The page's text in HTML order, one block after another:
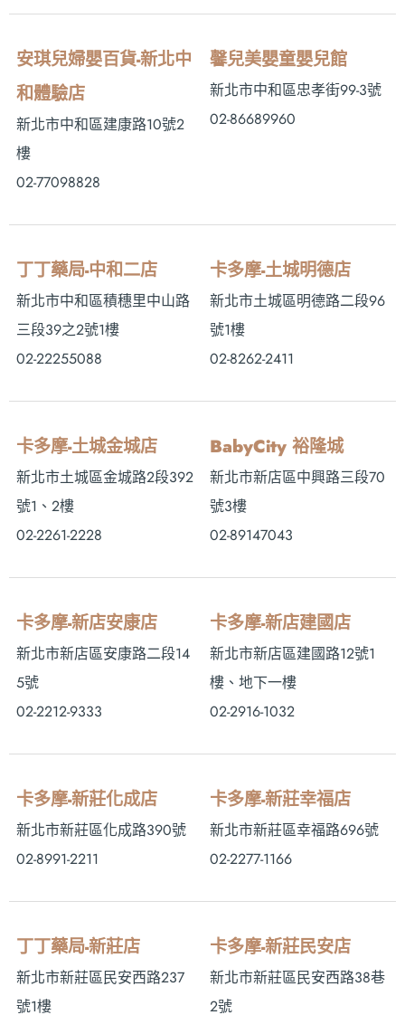
安琪兒婦嬰百貨-新北中
和體驗店
新北市中和區建康路10號2
樓
02-77098828
馨兒美嬰童嬰兒館
新北市中和區忠孝街99-3號
02-86689960
丁丁藥局-中和二店
新北市中和區積穗里中山路
三段39之2號1樓
02-22255088
卡多摩-土城明德店
新北市土城區明德路二段96
號1樓
02-8262-2411
卡多摩-土城金城店
新北市土城區金城路2段392
號1、2樓
02-2261-2228
BabyCity 裕隆城
新北市新店區中興路三段70
號3樓
02-89147043
卡多摩-新店安康店
新北市新店區安康路二段14
5號
02-2212-9333
卡多摩-新店建國店
新北市新店區建國路12號1
樓、地下一樓
02-2916-1032
卡多摩-新莊化成店
新北市新莊區化成路390號
02-8991-2211
卡多摩-新莊幸福店
新北市新莊區幸福路696號
02-2277-1166
丁丁藥局-新莊店
新北市新莊區民安西路237
號1樓
卡多摩-新莊民安店
新北市新莊區民安西路38巷
2號